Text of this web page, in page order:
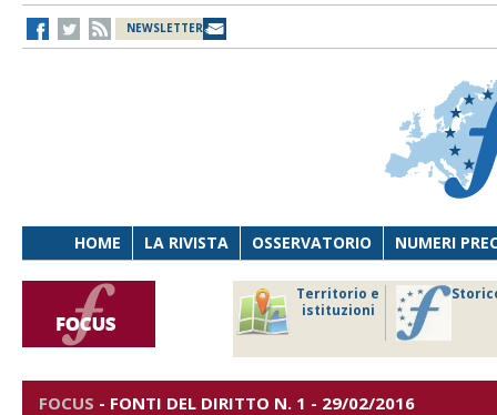
NEWSLETTER
HOME LA RIVISTA OSSERVATORIO NUMERI
Territorio e
istituzioni
FOCUS - FONTI DEL DIRITTO N. 1 - 29/02/2016